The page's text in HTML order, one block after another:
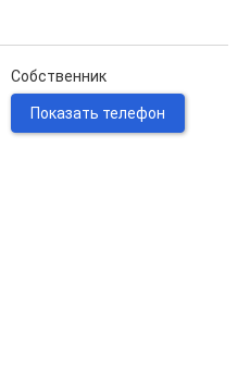
Собственник
Показать телефон